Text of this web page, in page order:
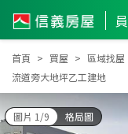
首頁 買屋 區域找屋
流道旁大地坪乙工建地
圖片 1/9 格局圖